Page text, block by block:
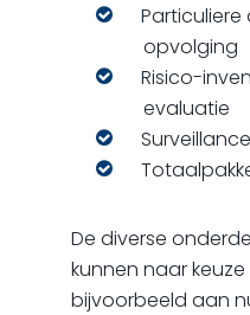
opvolging
Risico-
evaluatie
De diverse
kunnen naar
bijvoorbeeld aan